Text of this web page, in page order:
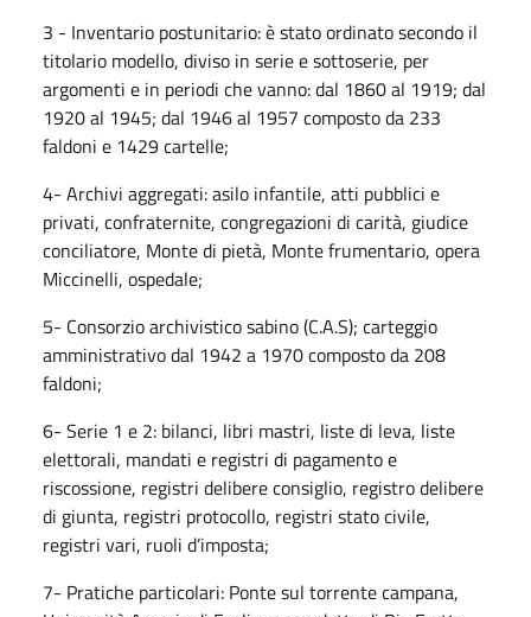
3 - Inventario postunitario: è stato ordinato secondo il
titolario modello, diviso in serie e sottoserie, per
argomenti e in periodi che vanno: dal 1860 al 1919; dal
1920 al 1945; dal 1946 al 1957 composto da 233
faldoni e 1429 cartelle;
4- Archivi aggregati: asilo infantile, atti pubblici e
privati, confraternite, congregazioni di carità, giudice
conciliatore, Monte di pietà, Monte frumentario, opera
Miccinelli, ospedale;
5- Consorzio archivistico sabino (C.A.S); carteggio
amministrativo dal 1942 a 1970 composto da 208
faldoni;
6- Serie 1 e 2: bilanci, libri mastri, liste di leva, liste
elettorali, mandati e registri di pagamento e
riscossione, registri delibere consiglio, registro delibere
di giunta, registri protocollo, registri stato civile,
registri vari, ruoli d’imposta;
7- Pratiche particolari: Ponte sul torrente campana,